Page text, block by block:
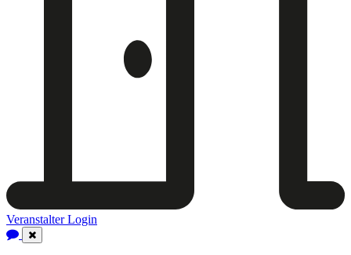
Veranstalter Login
Close
Navigation